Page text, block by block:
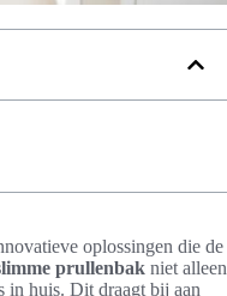
oplossingen die de
prullenbak niet alleen
in huis. Dit draagt bij aan